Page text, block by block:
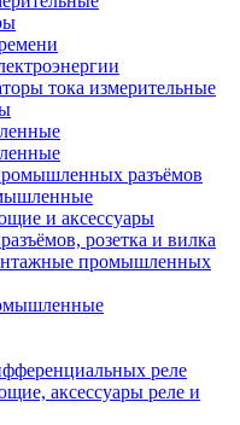
тока измерительные
разъёмов
и аксессуары
розетка и вилка
промышленных
реле
аксессуары реле и